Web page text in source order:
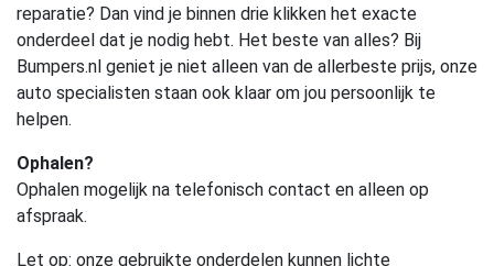
reparatie? Dan vind je binnen drie klikken het exacte
onderdeel dat je nodig hebt. Het beste van alles? Bij
Bumpers.nl geniet je niet alleen van de allerbeste prijs, onze
auto specialisten staan ook klaar om jou persoonlijk te
helpen.
Ophalen?
Ophalen mogelijk na telefonisch contact en alleen op
afspraak.
Let op: onze gebruikte onderdelen kunnen lichte